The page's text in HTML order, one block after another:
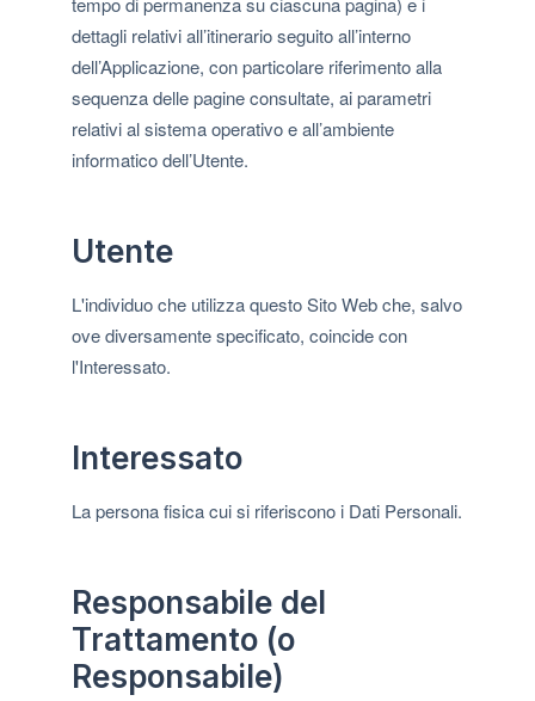
dettagli relativi all’itinerario seguito all’interno
dell’Applicazione, con particolare riferimento alla
sequenza delle pagine consultate, ai parametri
relativi al sistema operativo e all’ambiente
informatico dell’Utente.
Utente
L'individuo che utilizza questo Sito Web che, salvo
ove diversamente specificato, coincide con
l'Interessato.
Interessato
La persona fisica cui si riferiscono i Dati Personali.
Responsabile del
Trattamento (o
Responsabile)